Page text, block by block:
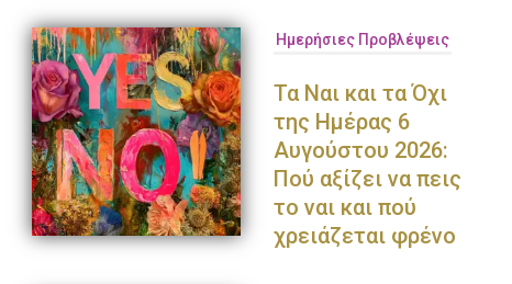
Ημερήσιες Προβλέψεις
Τα Ναι και τα Όχι
της Ημέρας 6
Αυγούστου 2026:
Πού αξίζει να πεις
το ναι και πού
χρειάζεται φρένο